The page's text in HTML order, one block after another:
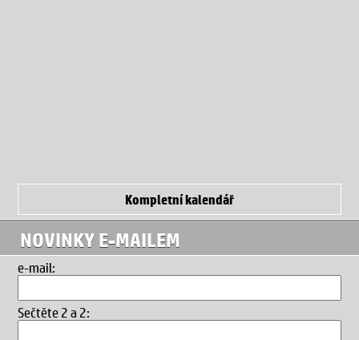
Kompletní kalendář
NOVINKY E-MAILEM
e-mail:
Sečtěte 2 a 2: